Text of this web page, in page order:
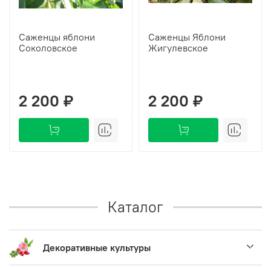
Саженцы яблони
Соколовское
2 200 ₽
Саженцы Яблони
Жигулевское
2 200 ₽
Каталог
Декоративные культуры